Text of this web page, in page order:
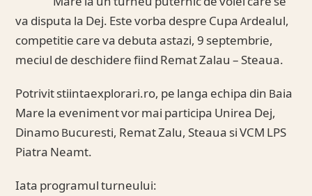
va disputa la Dej. Este vorba despre Cupa Ardealul,
competitie care va debuta astazi, 9 septembrie,
meciul de deschidere fiind Remat Zalau – Steaua.
Potrivit stiintaexplorari.ro, pe langa echipa din Baia
Mare la eveniment vor mai participa Unirea Dej,
Dinamo Bucuresti, Remat Zalu, Steaua si VCM LPS
Piatra Neamt.
Iata programul turneului: